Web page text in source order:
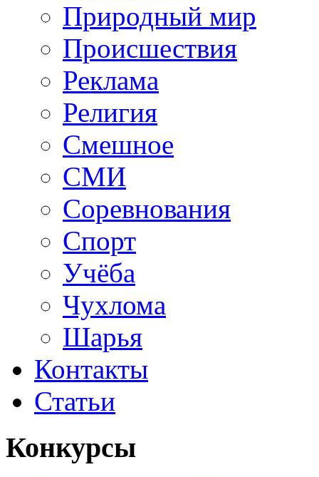
Природный мир
Происшествия
Реклама
Религия
Смешное
СМИ
Соревнования
Спорт
Учёба
Чухлома
Шарья
Контакты
Статьи
Конкурсы